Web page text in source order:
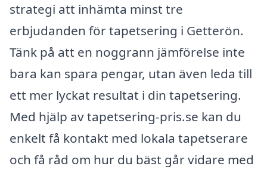
strategi att inhämta minst tre
erbjudanden för tapetsering i Getterön.
Tänk på att en noggrann jämförelse inte
bara kan spara pengar, utan även leda till
ett mer lyckat resultat i din tapetsering.
Med hjälp av tapetsering-pris.se kan du
enkelt få kontakt med lokala tapetserare
och få råd om hur du bäst går vidare med